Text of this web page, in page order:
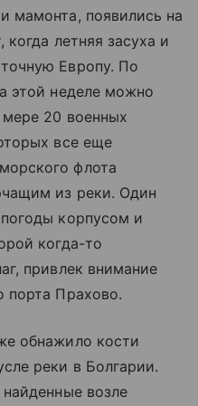
мамонта, появились на
летняя засуха и
Европу. По
этой неделе можно
20 военных
все еще
флота
из реки. Один
корпусом и
когда-то
привлек внимание
порта Прахово.
обнажило кости
реки в Болгарии.
возле